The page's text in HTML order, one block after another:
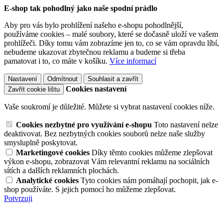
E-shop tak pohodlný jako naše spodní prádlo
Aby pro vás bylo prohlížení našeho e-shopu pohodlnější,
používáme cookies – malé soubory, které se dočasně uloží ve vašem
prohlížeči. Díky tomu vám zobrazíme jen to, co se vám opravdu líbí,
nebudeme ukazovat zbytečnou reklamu a budeme si třeba
pamatovat i to, co máte v košíku. Více informací
Nastavení Odmítnout
Souhlasit a zavřít
Zavřít cookie lištu
Cookies nastavení
Vaše soukromí je důležité. Můžete si vybrat nastavení cookies níže.
Cookies nezbytné pro využívání e-shopu Toto nastavení nelze
deaktivovat. Bez nezbytných cookies souborů nelze naše služby
smysluplně poskytovat.
Marketingové cookies Díky těmto cookies můžeme zlepšovat
výkon e-shopu, zobrazovat Vám relevantní reklamu na sociálních
sítích a dalších reklamních plochách.
Analytické cookies Tyto cookies nám pomáhají pochopit, jak e-
shop používáte. S jejich pomocí ho můžeme zlepšovat.
Potvrzuji